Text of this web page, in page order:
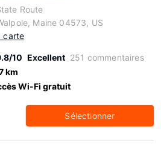
Route
Maine 04573, US
carte
10 Excellent 251 commentaires
km
Wi-Fi gratuit
Sélectionner